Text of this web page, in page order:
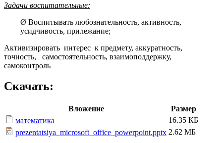
Задачи воспитательные:
Ø Воспитывать любознательность, активность,
усидчивость, прилежание;
Активизировать интерес к предмету, аккуратность,
точность, самостоятельность, взаимоподдержку,
самоконтроль
Скачать:
Вложение
Размер
математика
16.35 КБ
prezentatsiya_microsoft_office_powerpoint.pptx 2.62 МБ